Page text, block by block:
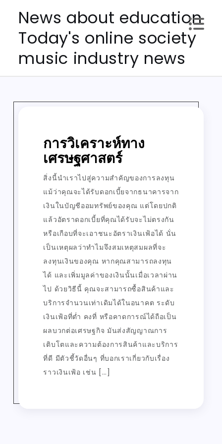
content
News about education
Today's online society
music industry news
การวิเคราะห์ทาง
เศรษฐศาสตร์
สิ่งนี้นำเราไปสู่ความสำคัญของการลงทุน
แม้ว่าคุณจะได้รับดอกเบี้ยจากธนาคารจาก
เงินในบัญชีออมทรัพย์ของคุณ แต่โดยปกติ
แล้วอัตราดอกเบี้ยที่คุณได้รับจะไม่ตรงกัน
หรือเกือบที่จะเอาชนะอัตราเงินเฟ้อได้ นั่น
เป็นเหตุผลว่าทำไมจึงสมเหตุสมผลที่จะ
ลงทุนเงินของคุณ หากคุณสามารถลงทุน
ได้ และเพิ่มมูลค่าของเงินนั้นเมื่อเวลาผ่าน
ไป ด้วยวิธีนี้ คุณจะสามารถซื้อสินค้าและ
บริการจำนวนเท่าเดิมได้ในอนาคต ระดับ
เงินเฟ้อที่ต่ำ คงที่ หรือคาดการณ์ได้ถือเป็น
ผลบวกต่อเศรษฐกิจ มันส่งสัญญาณการ
เติบโตและความต้องการสินค้าและบริการ
ที่ดี มีตัวชี้วัดอื่นๆ ที่บอกเราเกี่ยวกับเรื่อง
ราวเงินเฟ้อ เช่น […]